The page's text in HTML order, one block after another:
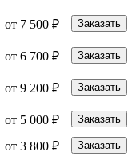
от 7 500 ₽ Заказать
от 6 700 ₽ Заказать
от 9 200 ₽ Заказать
от 5 000 ₽ Заказать
от 3 800 ₽ Заказать